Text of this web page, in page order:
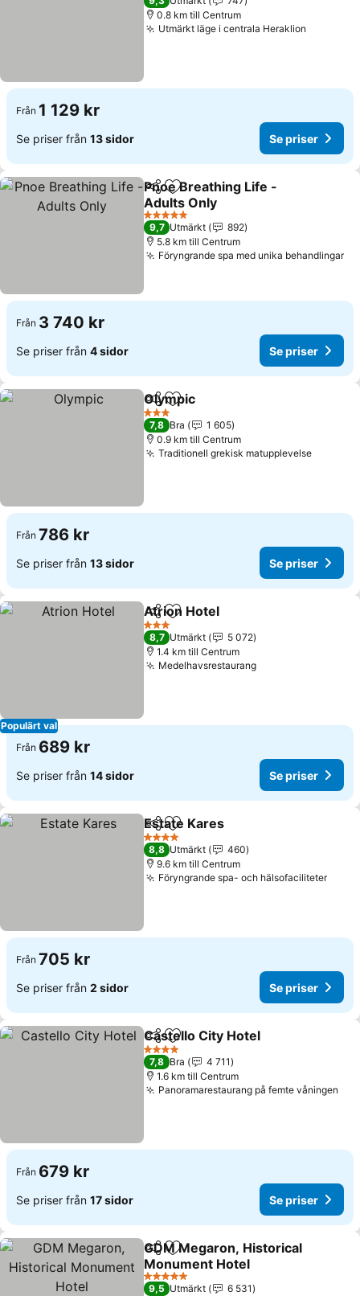
0.8 km till Centrum
Utmärkt läge i centrala Heraklion
Från 1 129 kr
Se priser från 13 sidor Se priser
Dela Lägg till i Mina Favoriter
Pnoe Breathing Life -
Adults Only
5 Stjärnor
9,7 Utmärkt
892
5.8 km till Centrum
Föryngrande spa med unika behandlingar
Från 3 740 kr
Se priser från 4 sidor Se priser
Dela Lägg till i Mina Favoriter
Olympic
3 Stjärnor
7,8 Bra
1 605
0.9 km till Centrum
Traditionell grekisk matupplevelse
Från 786 kr
Se priser från 13 sidor Se priser
Populärt val
Dela Lägg till i Mina Favoriter
Atrion Hotel
3 Stjärnor
8,7 Utmärkt
5 072
1.4 km till Centrum
Medelhavsrestaurang
Från 689 kr
Se priser från 14 sidor Se priser
Dela Lägg till i Mina Favoriter
Estate Kares
4 Stjärnor
8,8 Utmärkt
460
9.6 km till Centrum
Föryngrande spa- och hälsofaciliteter
Från 705 kr
Se priser från 2 sidor Se priser
Dela Lägg till i Mina Favoriter
Castello City Hotel
4 Stjärnor
7,8 Bra
4 711
1.6 km till Centrum
Panoramarestaurang på femte våningen
Från 679 kr
Se priser från 17 sidor Se priser
Dela Lägg till i Mina Favoriter
GDM Megaron, Historical
Monument Hotel
5 Stjärnor
9,5 Utmärkt
6 531